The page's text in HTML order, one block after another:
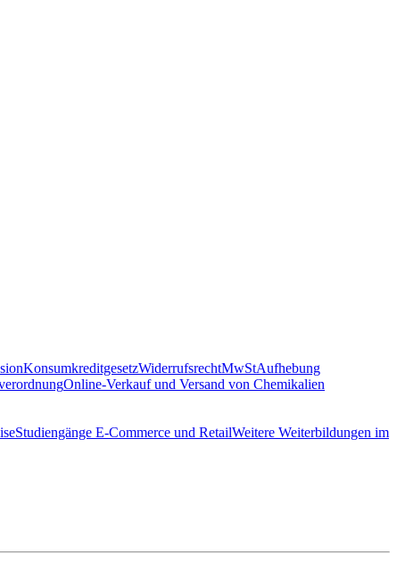
KonsumkreditgesetzWiderrufsrechtMwStAufhebung
Online-Verkauf und Versand von Chemikalien
Studiengänge E-Commerce und RetailWeitere Weiterbildungen im